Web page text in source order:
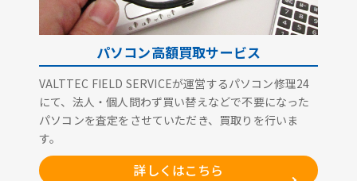
パソコン高額買取サービス
VALTTEC FIELD SERVICEが運営するパソコン修理24
にて、法人・個人問わず買い替えなどで不要になった
パソコンを査定をさせていただき、買取りを行いま
す。
詳しくはこちら